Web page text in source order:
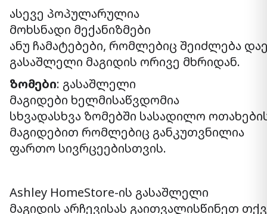
ასევე პოპულარულია
მოხსნადი მექანიზმები
ანუ ჩამატებები, რომლებიც შეიძლება
გასაშლელი მაგიდის ორივე მხრიდან.
ზომები: გასაშლელი
მაგიდები ხელმისაწვდომია
სხვადასხვა ზომებში სასადილო
მაგიდებით რომლებიც განკუთვნილია
ფართო სივრცეებისთვის.
Ashley HomeStore-ის გასაშლელი
მაგიდის არჩევისას გაითვალისწინეთ